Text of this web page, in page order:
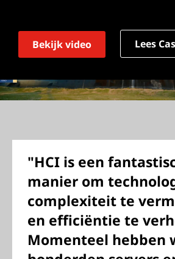
Bekijk video Lees
"HCI is een
manier om
complexiteit te
en efficiëntie te
Momenteel hebben